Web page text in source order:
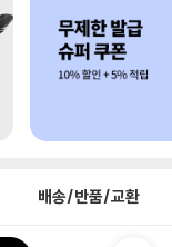
배송/반품/교환